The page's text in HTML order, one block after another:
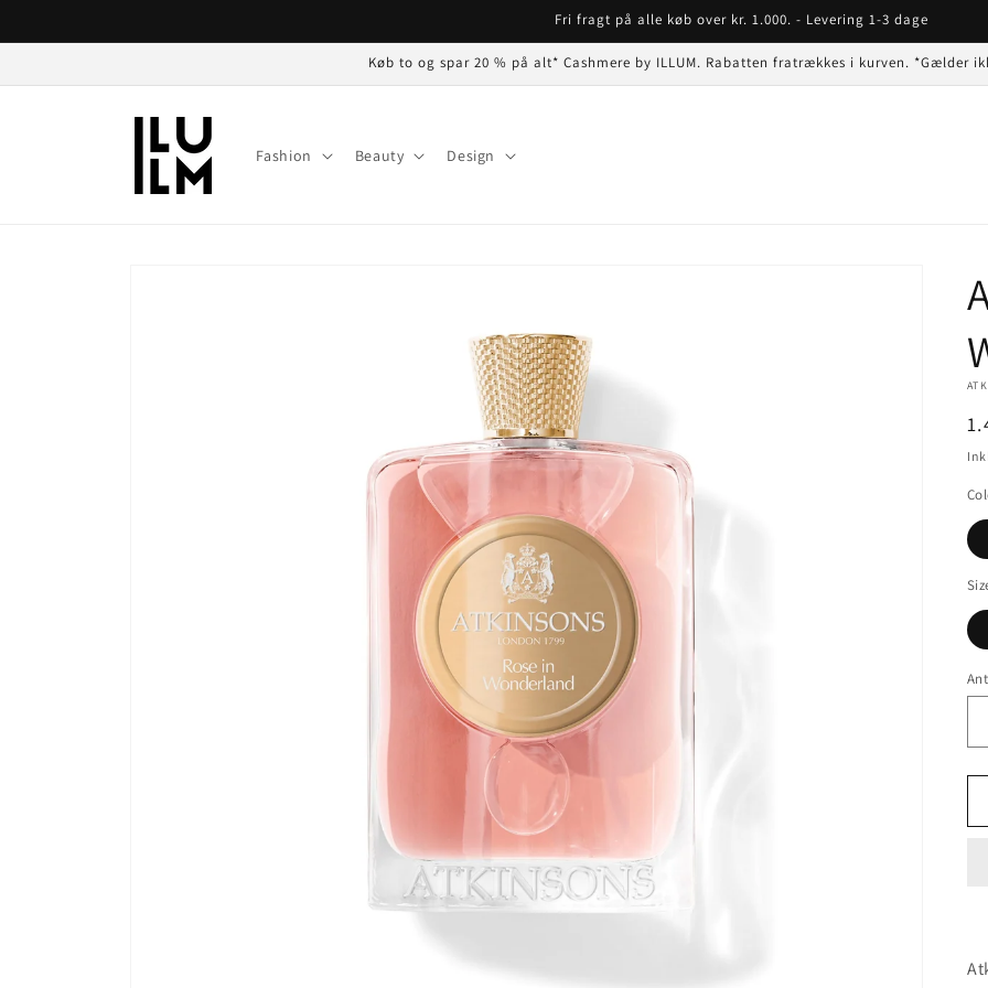
Fri fragt på alle køb over kr. 1.000. - Levering 1-3 dage
Køb to og spar 20 % på alt* Cashmere by ILLUM. Rabatten fratrækkes i kurven. *Gælder
Fashion Beauty Design